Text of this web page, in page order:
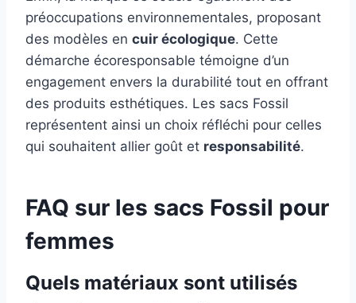
préoccupations environnementales, proposant
des modèles en cuir écologique. Cette
démarche écoresponsable témoigne d’un
engagement envers la durabilité tout en offrant
des produits esthétiques. Les sacs Fossil
représentent ainsi un choix réfléchi pour celles
qui souhaitent allier goût et responsabilité.
FAQ sur les sacs Fossil pour
femmes
Quels matériaux sont utilisés